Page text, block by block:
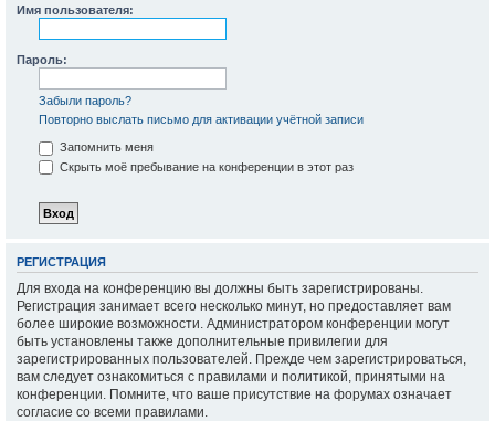
Имя пользователя:
Пароль:
Забыли пароль?
Повторно выслать письмо для активации учётной записи
Запомнить меня
Скрыть моё пребывание на конференции в этот раз
РЕГИСТРАЦИЯ
Для входа на конференцию вы должны быть зарегистрированы.
Регистрация занимает всего несколько минут, но предоставляет вам
более широкие возможности. Администратором конференции могут
быть установлены также дополнительные привилегии для
зарегистрированных пользователей. Прежде чем зарегистрироваться,
вам следует ознакомиться с правилами и политикой, принятыми на
конференции. Помните, что ваше присутствие на форумах означает
согласие со всеми правилами.